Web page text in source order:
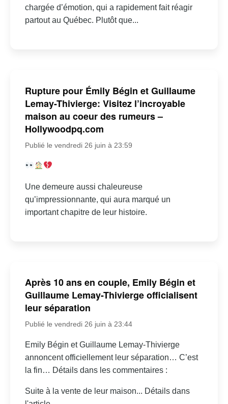
chargée d’émotion, qui a rapidement fait réagir
partout au Québec. Plutôt que...
Rupture pour Émily Bégin et Guillaume
Lemay-Thivierge: Visitez l’incroyable
maison au coeur des rumeurs –
Hollywoodpq.com
Publié le vendredi 26 juin à 23:59
Une demeure aussi chaleureuse
qu’impressionnante, qui aura marqué un
important chapitre de leur histoire.
Après 10 ans en couple, Emily Bégin et
Guillaume Lemay-Thivierge officialisent
leur séparation
Publié le vendredi 26 juin à 23:44
Emily Bégin et Guillaume Lemay-Thivierge
annoncent officiellement leur séparation… C’est
la fin… Détails dans les commentaires :
Suite à la vente de leur maison... Détails dans